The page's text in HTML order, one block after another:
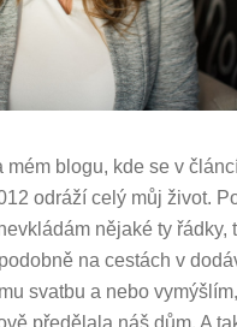
mém blogu, kde se v
odráží celý můj život.
nějaké ty řádky,
na cestách v
svatbu a nebo
předělala náš dům. A